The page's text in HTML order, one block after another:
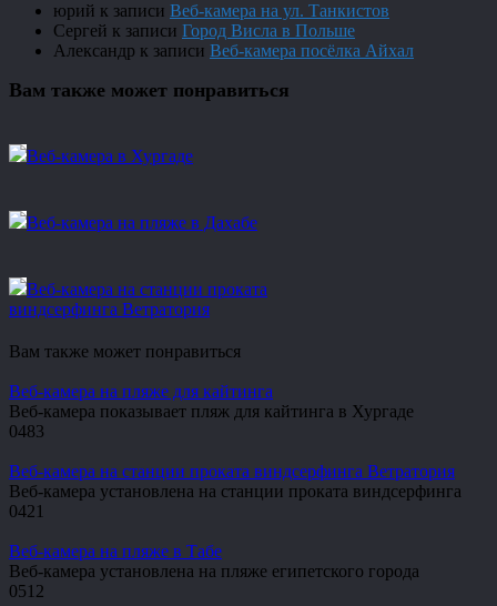
юрий к записи Веб-камера на ул. Танкистов
Сергей к записи Город Висла в Польше
Александр к записи Веб-камера посёлка Айхал
Вам также может понравиться
Веб-камера в Хургаде
Веб-камера на пляже в Дахабе
Веб-камера на станции проката
виндсерфинга Ветратория
Вам также может понравиться
Веб-камера на пляже для кайтинга
Веб-камера показывает пляж для кайтинга в Хургаде
0483
Веб-камера на станции проката виндсерфинга Ветратория
Веб-камера установлена на станции проката виндсерфинга
0421
Веб-камера на пляже в Табе
Веб-камера установлена на пляже египетского города
0512